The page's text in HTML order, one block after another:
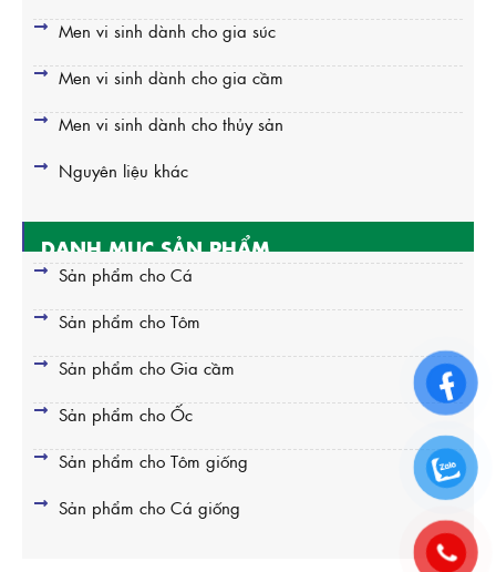
Men vi sinh dành cho gia súc
Men vi sinh dành cho gia cầm
Men vi sinh dành cho thủy sản
Nguyên liệu khác
DANH MỤC SẢN PHẨM
Sản phẩm cho Cá
Sản phẩm cho Tôm
Sản phẩm cho Gia cầm
Sản phẩm cho Ốc
Sản phẩm cho Tôm giống
Sản phẩm cho Cá giống